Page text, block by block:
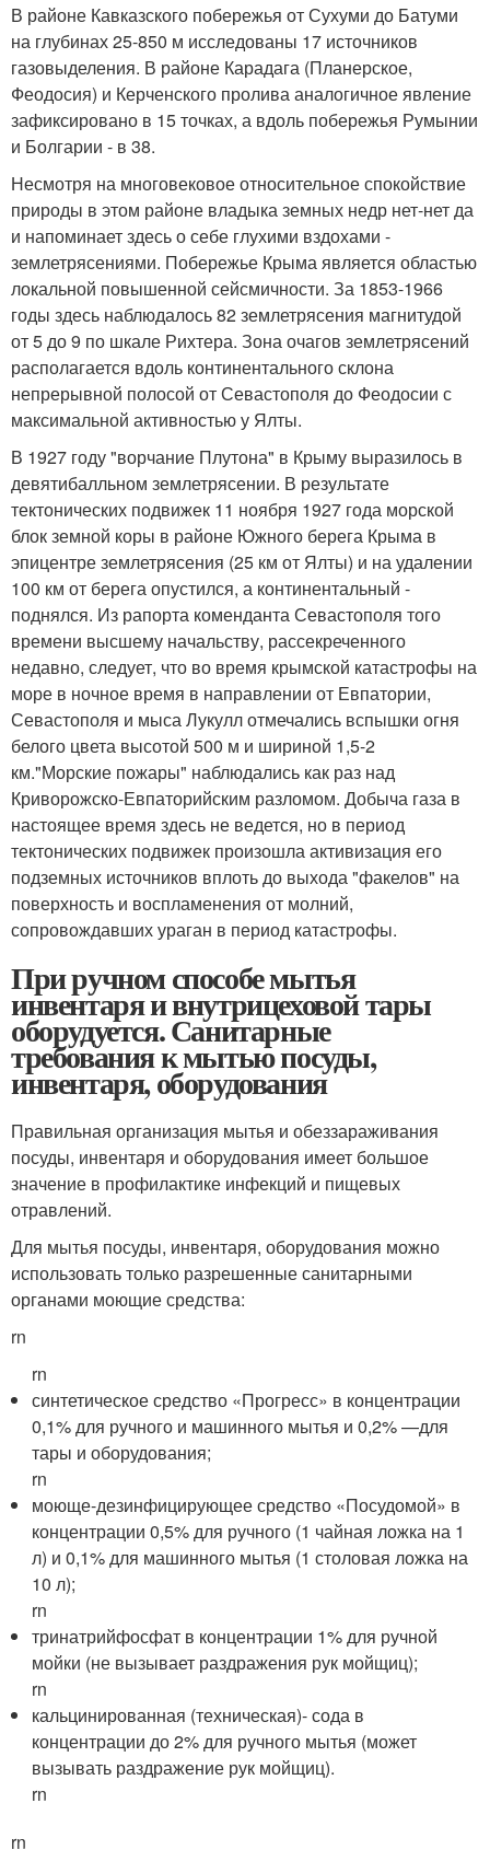
В районе Кавказского побережья от Сухуми до Батуми
на глубинах 25-850 м исследованы 17 источников
газовыделения. В районе Карадага (Планерское,
Феодосия) и Керченского пролива аналогичное явление
зафиксировано в 15 точках, а вдоль побережья Румынии
и Болгарии - в 38.
Несмотря на многовековое относительное спокойствие
природы в этом районе владыка земных недр нет-нет да
и напоминает здесь о себе глухими вздохами -
землетрясениями. Побережье Крыма является областью
локальной повышенной сейсмичности. За 1853-1966
годы здесь наблюдалось 82 землетрясения магнитудой
от 5 до 9 по шкале Рихтера. Зона очагов землетрясений
располагается вдоль континентального склона
непрерывной полосой от Севастополя до Феодосии с
максимальной активностью у Ялты.
В 1927 году "ворчание Плутона" в Крыму выразилось в
девятибалльном землетрясении. В результате
тектонических подвижек 11 ноября 1927 года морской
блок земной коры в районе Южного берега Крыма в
эпицентре землетрясения (25 км от Ялты) и на удалении
100 км от берега опустился, а континентальный -
поднялся. Из рапорта коменданта Севастополя того
времени высшему начальству, рассекреченного
недавно, следует, что во время крымской катастрофы на
море в ночное время в направлении от Евпатории,
Севастополя и мыса Лукулл отмечались вспышки огня
белого цвета высотой 500 м и шириной 1,5-2
км."Морские пожары" наблюдались как раз над
Криворожско-Евпаторийским разломом. Добыча газа в
настоящее время здесь не ведется, но в период
тектонических подвижек произошла активизация его
подземных источников вплоть до выхода "факелов" на
поверхность и воспламенения от молний,
сопровождавших ураган в период катастрофы.
При ручном способе мытья
инвентаря и внутрицеховой тары
оборудуется. Санитарные
требования к мытью посуды,
инвентаря, оборудования
Правильная организация мытья и обеззараживания
посуды, инвентаря и оборудования имеет большое
значение в профилактике инфекций и пищевых
отравлений.
Для мытья посуды, инвентаря, оборудования можно
использовать только разрешенные санитарными
органами моющие средства:
rn
rn
синтетическое средство «Прогресс» в концентрации
0,1% для ручного и машинного мытья и 0,2% —для
тары и оборудования;
rn
моюще-дезинфицирующее средство «Посудомой» в
концентрации 0,5% для ручного (1 чайная ложка на 1
л) и 0,1% для машинного мытья (1 столовая ложка на
10 л);
rn
тринатрийфосфат в концентрации 1% для ручной
мойки (не вызывает раздражения рук мойщиц);
rn
кальцинированная (техническая)- сода в
концентрации до 2% для ручного мытья (может
вызывать раздражение рук мойщиц).
rn
rn